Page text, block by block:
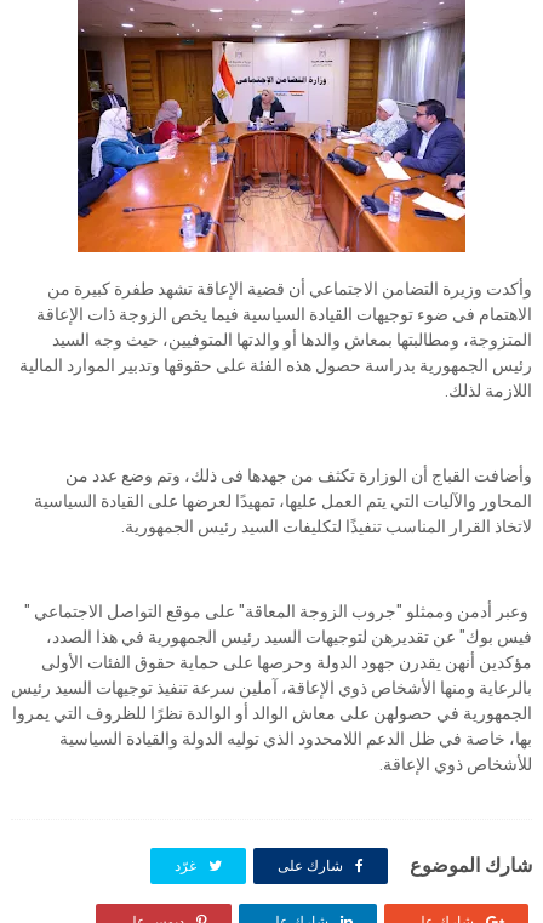
وأكدت وزيرة التضامن الاجتماعي أن قضية الإعاقة تشهد طفرة كبيرة من
الاهتمام فى ضوء توجيهات القيادة السياسية فيما يخص الزوجة ذات الإعاقة
المتزوجة، ومطالبتها بمعاش والدها أو والدتها المتوفيين، حيث وجه السيد
رئيس الجمهورية بدراسة حصول هذه الفئة على حقوقها وتدبير الموارد المالية
اللازمة لذلك.
وأضافت القباج أن الوزارة تكثف من جهدها فى ذلك، وتم وضع عدد من
المحاور والآليات التي يتم العمل عليها، تمهيدًا لعرضها على القيادة السياسية
لاتخاذ القرار المناسب تنفيذًا لتكليفات السيد رئيس الجمهورية.
وعبر أدمن وممثلو "جروب الزوجة المعاقة" على موقع التواصل الاجتماعي "
فيس بوك" عن تقديرهن لتوجيهات السيد رئيس الجمهورية في هذا الصدد،
مؤكدين أنهن يقدرن جهود الدولة وحرصها على حماية حقوق الفئات الأولى
بالرعاية ومنها الأشخاص ذوي الإعاقة، آملين سرعة تنفيذ توجيهات السيد رئيس
الجمهورية في حصولهن على معاش الوالد أو الوالدة نظرًا للظروف التي يمروا
بها، خاصة في ظل الدعم اللامحدود الذي توليه الدولة والقيادة السياسية
للأشخاص ذوي الإعاقة.
شارك الموضوع شارك على غرّد